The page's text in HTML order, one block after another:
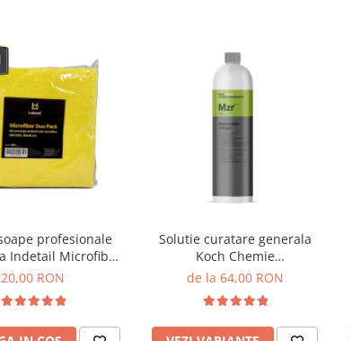
profesionale
Indetail Microfiber
400GSM, 40x40cm,
20,00 RON
Solutie curatare generala
Koch Chemie
Mehrzweckreiniger, Mzr
de la 64,00 RON